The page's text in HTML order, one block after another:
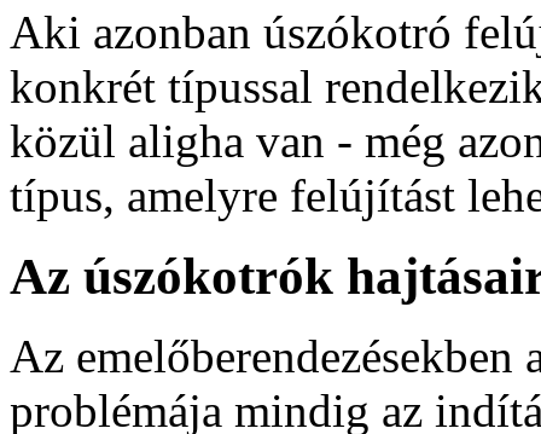
Aki azonban úszókotró
konkrét típussal
közül aligha van - még
típus, amelyre felújítást
Az úszókotrók
Az emelőberendezésekben
problémája mindig az